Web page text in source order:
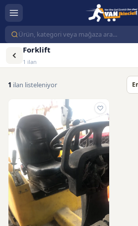
Forklift
1 ilan
1 ilan listeleniyor